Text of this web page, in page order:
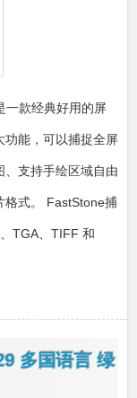
一款经典好用的屏
功能，可以捕捉全屏
、支持手绘区域自由
格式。 FastStone捕
TGA、TIFF 和
多国语言 绿